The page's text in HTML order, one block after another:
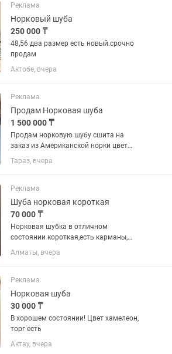
Реклама
Норковый шуба
250 000 ₸
48,56 два размер есть новый.срочно
продам
Актобе, вчера
Реклама
Продам Норковая шуба
1 500 000 ₸
Продам норковую шубу сшита на
заказ из Американской норки цвет
натуральный серый размер 50
капюшон кобра из куницы длина в пол
Тараз, вчера
Реклама
Шуба норковая короткая
70 000 ₸
Норковая шубка в отличном
состоянии короткая,есть карманы,
удобная, можно как женская
Алматы, вчера
Реклама
Норковая шуба
30 000 ₸
В хорошем состоянии! Цвет хамелеон,
торг есть
Актау, вчера